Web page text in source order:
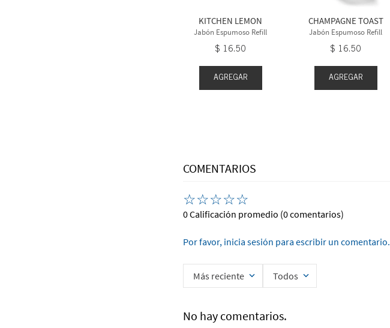
KITCHEN LEMON
Jabón Espumoso Refill
$ 16.50
AGREGAR
CHAMPAGNE TOAST
Jabón Espumoso Refill
$ 16.50
AGREGAR
COMENTARIOS
☆☆☆☆☆
0 Calificación promedio (0 comentarios)
Por favor, inicia sesión para escribir un comentario.
Más reciente Todos
No hay comentarios.